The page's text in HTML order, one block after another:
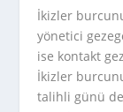
İkizler
yönetici
ise kontakt
İkizler
talihli günü